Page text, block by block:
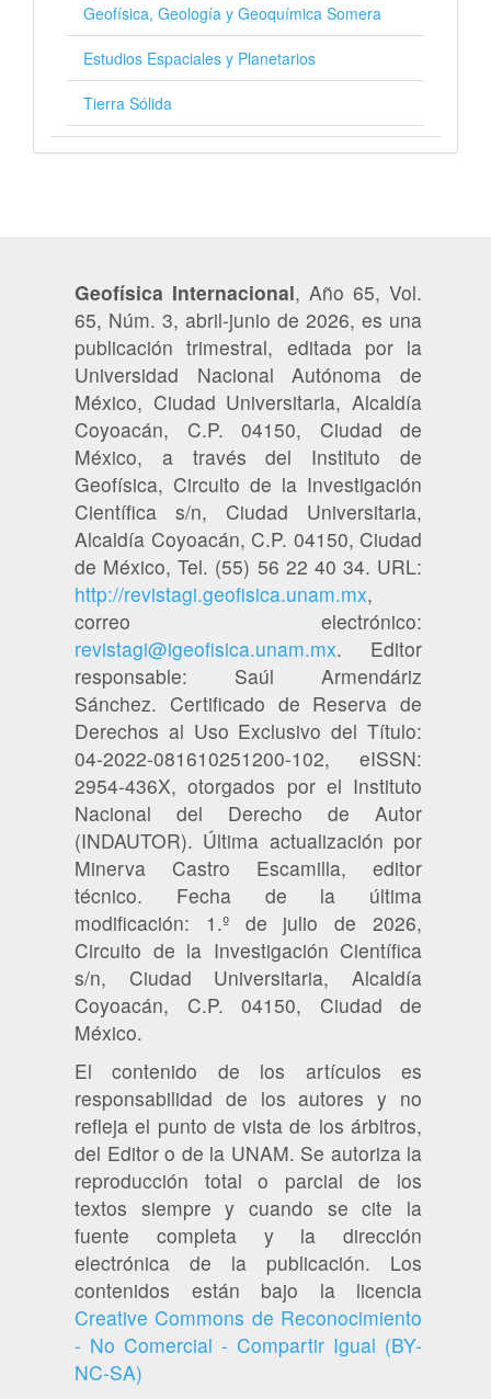
Geofísica, Geología y Geoquímica Somera
Estudios Espaciales y Planetarios
Tierra Sólida
Geofísica Internacional, Año 65, Vol.
65, Núm. 3, abril-junio de 2026, es una
publicación trimestral, editada por la
Universidad Nacional Autónoma de
México, Ciudad Universitaria, Alcaldía
Coyoacán, C.P. 04150, Ciudad de
México, a través del Instituto de
Geofísica, Circuito de la Investigación
Científica s/n, Ciudad Universitaria,
Alcaldía Coyoacán, C.P. 04150, Ciudad
de México, Tel. (55) 56 22 40 34. URL:
http://revistagi.geofisica.unam.mx,
correo electrónico:
revistagi@igeofisica.unam.mx. Editor
responsable: Saúl Armendáriz
Sánchez. Certificado de Reserva de
Derechos al Uso Exclusivo del Título:
04-2022-081610251200-102, eISSN:
2954-436X, otorgados por el Instituto
Nacional del Derecho de Autor
(INDAUTOR). Última actualización por
Minerva Castro Escamilla, editor
técnico. Fecha de la última
modificación: 1.º de julio de 2026,
Circuito de la Investigación Científica
s/n, Ciudad Universitaria, Alcaldía
Coyoacán, C.P. 04150, Ciudad de
México.
El contenido de los artículos es
responsabilidad de los autores y no
refleja el punto de vista de los árbitros,
del Editor o de la UNAM. Se autoriza la
reproducción total o parcial de los
textos siempre y cuando se cite la
fuente completa y la dirección
electrónica de la publicación. Los
contenidos están bajo la licencia
Creative Commons de Reconocimiento
- No Comercial - Compartir Igual (BY-
NC-SA)